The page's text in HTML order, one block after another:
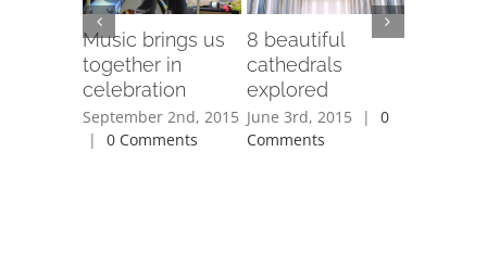
Music brings us
together in
celebration
September 2nd, 2015
|
0 Comments
8 beautiful
cathedrals
explored
June 3rd, 2015 |
0
Comments